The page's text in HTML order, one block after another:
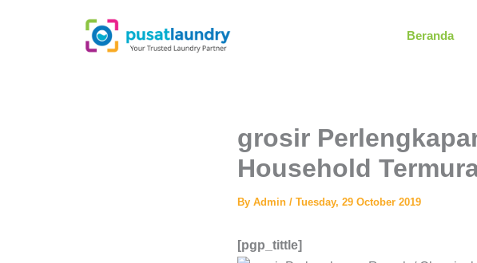
Beranda
grosir
Household
By Admin / Tuesday, 29 October 2019
[pgp_tittle]